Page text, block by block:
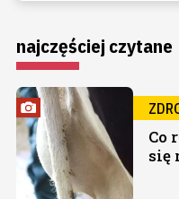
najczęściej czytane
Co
się